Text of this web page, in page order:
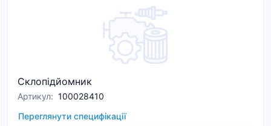
Склопідйомник
Артикул: 100028410
Переглянути специфікації